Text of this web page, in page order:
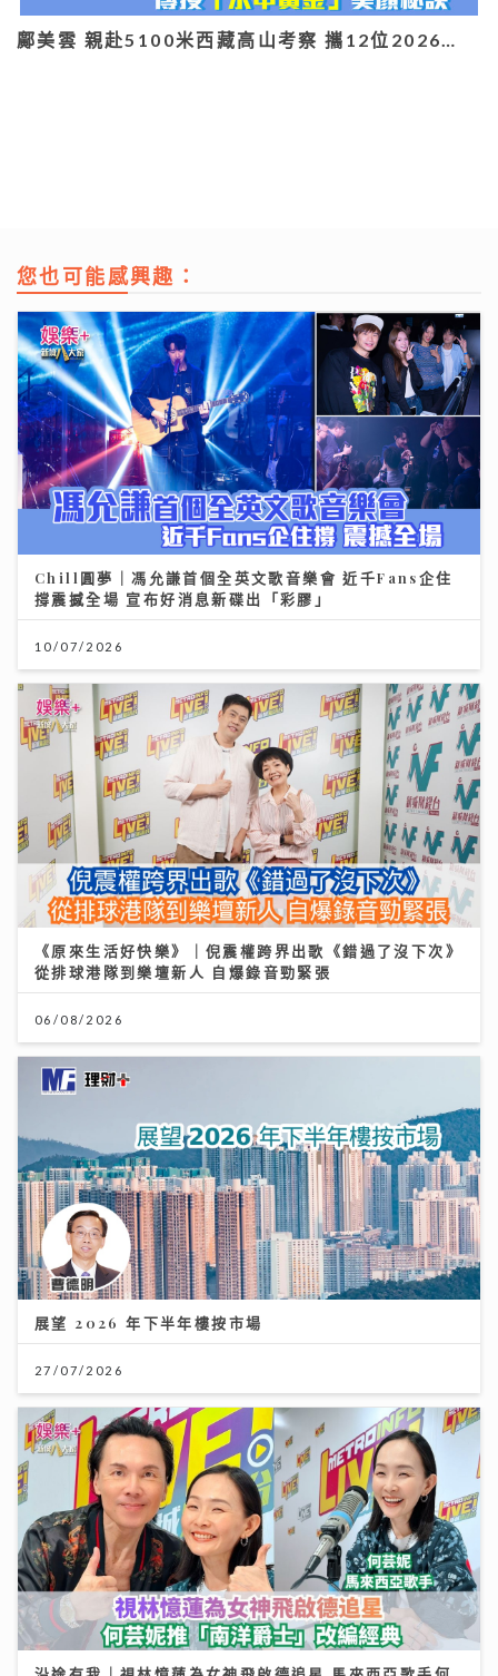
鄺美雲 親赴5100米西藏高山考察 攜12位2026…
您也可能感興趣：
Chill圓夢｜馮允謙首個全英文歌音樂會 近千Fans企住
撐震撼全場 宣布好消息新碟出「彩膠」
10/07/2026
《原來生活好快樂》｜倪震權跨界出歌《錯過了沒下次》
從排球港隊到樂壇新人 自爆錄音勁緊張
06/08/2026
展望 2026 年下半年樓按市場
27/07/2026